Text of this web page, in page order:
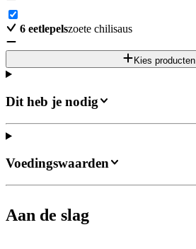
6 eetlepelszoete chilisaus
Kies producten
Dit heb je nodig
Aan de slag
Voedingswaarden